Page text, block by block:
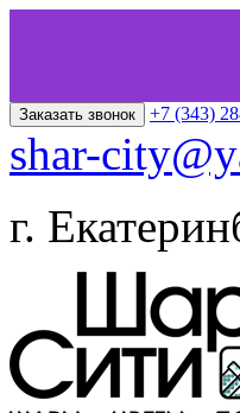
Заказать звонок +7 (343)
shar-
г.